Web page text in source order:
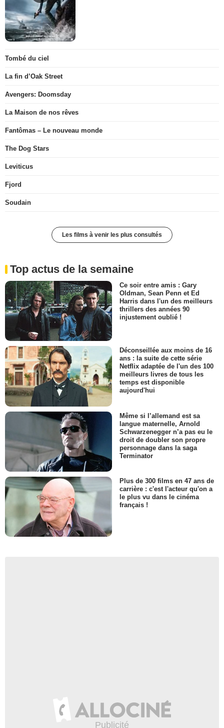
Tombé du ciel
La fin d’Oak Street
Avengers: Doomsday
La Maison de nos rêves
Fantômas – Le nouveau monde
The Dog Stars
Leviticus
Fjord
Soudain
Les films à venir les plus consultés
Top actus de la semaine
Ce soir entre amis : Gary
Oldman, Sean Penn et Ed
Harris dans l'un des meilleurs
thrillers des années 90
injustement oublié !
Déconseillée aux moins de 16
ans : la suite de cette série
Netflix adaptée de l'un des 100
meilleurs livres de tous les
temps est disponible
aujourd'hui
Même si l’allemand est sa
langue maternelle, Arnold
Schwarzenegger n’a pas eu le
droit de doubler son propre
personnage dans la saga
Terminator
Plus de 300 films en 47 ans de
carrière : c'est l'acteur qu'on a
le plus vu dans le cinéma
français !